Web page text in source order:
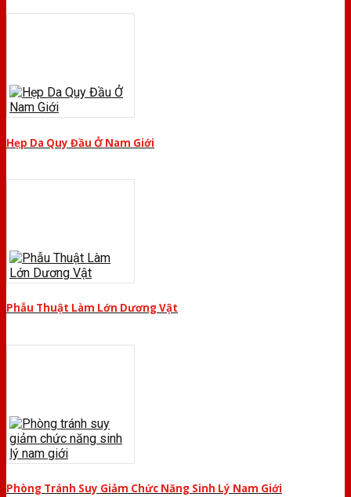
Hẹp Da Quy Đầu Ở Nam Giới
Phẫu Thuật Làm Lớn Dương Vật
Phòng Tránh Suy Giảm Chức Năng Sinh Lý Nam Giới